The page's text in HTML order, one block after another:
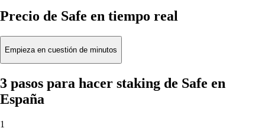
Precio de Safe en tiempo real
Empieza en cuestión de minutos
3 pasos para hacer staking de Safe en
España
1